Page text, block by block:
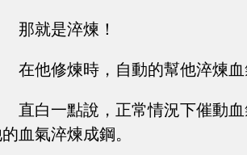
那就是淬煉！
在他修煉時，自動的幫他淬煉
直白一點說，正常情況下催動
血氣淬煉成鋼。